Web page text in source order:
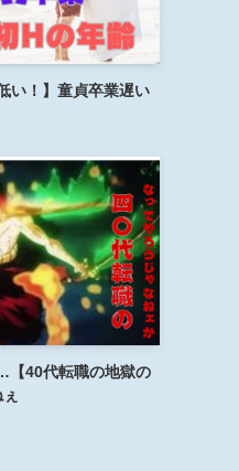
い！】童貞卒業遅い
【40代転職の地獄の